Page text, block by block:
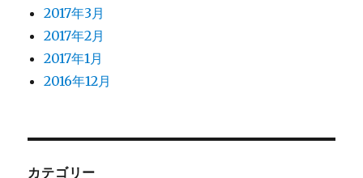
2017年3月
2017年2月
2017年1月
2016年12月
カテゴリー